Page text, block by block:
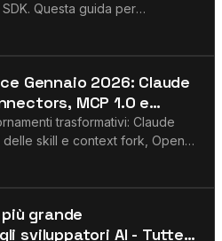
Questa guida per
codice pratici, da semplici
Gennaio 2026: Claude
MCP 1.0 e
sapere gli
trasformativi: Claude
skill e context fork, OpenAI
roadmap MCP 1.0, e Gemini 3
più grande
sviluppatori AI - Tutte